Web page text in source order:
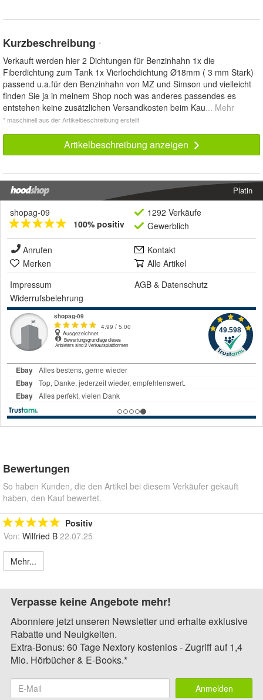
Kurzbeschreibung *
Verkauft werden hier 2 Dichtungen für Benzinhahn 1x die
Fiberdichtung zum Tank 1x Vierlochdichtung Ø18mm ( 3 mm Stark)
passend u.a.für den Benzinhahn von MZ und Simson und vielleicht
finden Sie ja in meinem Shop noch was anderes passendes es
entstehen keine zusätzlichen Versandkosten beim Kau... Mehr
* maschinell aus der Artikelbeschreibung erstellt
Artikelbeschreibung anzeigen
Platin
shopag-09
100% positiv
1292 Verkäufe
Gewerblich
Anrufen
Kontakt
Merken
Alle Artikel
Impressum
AGB & Datenschutz
Widerrufsbelehrung
Bewertungen
So haben Kunden, die den Artikel bei diesem Verkäufer gekauft
haben, den Kauf bewertet.
Positiv
Von: Wilfried B 22.07.25
Mehr...
Verpasse keine Angebote mehr!
Abonniere jetzt unseren Newsletter und erhalte exklusive
Rabatte und Neuigkeiten.
Extra-Bonus: 60 Tage Nextory kostenlos - Zugriff auf 1,4
Mio. Hörbücher & E-Books.*
Anmelden